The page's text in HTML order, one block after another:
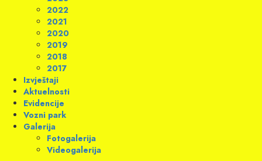
2022
2021
2020
2019
2018
2017
Izvještaji
Aktuelnosti
Evidencije
Vozni park
Galerija
Fotogalerija
Videogalerija